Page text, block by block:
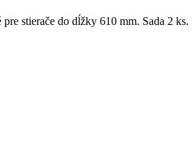
stierače do dĺžky 610 mm. Sada 2 ks.